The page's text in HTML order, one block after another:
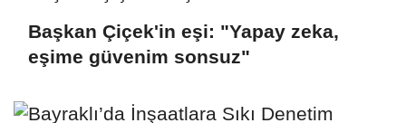
Başkan Çiçek'in eşi: "Yapay zeka,
eşime güvenim sonsuz"